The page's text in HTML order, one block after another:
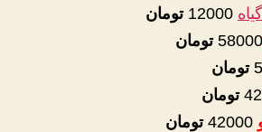
تومان
تومان
تومان
تومان
تومان